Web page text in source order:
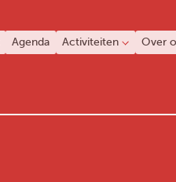
Agenda Activiteiten Over